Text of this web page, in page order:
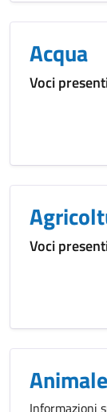
Acqua
Voci
Voci